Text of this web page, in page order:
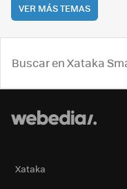
VER MÁS TEMAS
Xataka